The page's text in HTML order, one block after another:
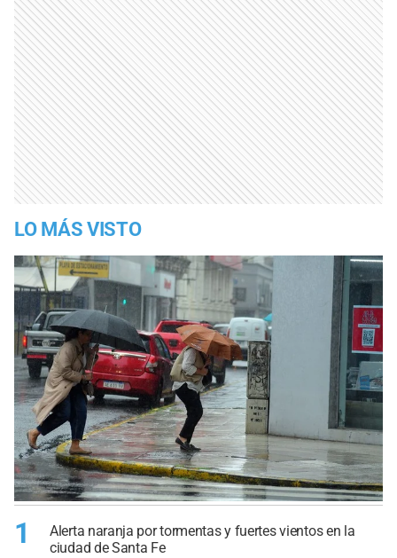
LO MÁS VISTO
1
Alerta naranja por tormentas y fuertes vientos en la
ciudad de Santa Fe